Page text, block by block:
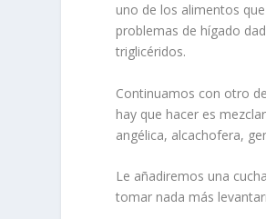
uno de los alimentos
problemas de hígado
triglicéridos.
Continuamos con otro
hay que hacer es
angélica, alcachofera,
Le añadiremos una
tomar nada más